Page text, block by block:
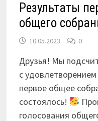
Результаты
общего
10.05.2023 0
Друзья! Мы
с
первое общее
состоялось!
голосования